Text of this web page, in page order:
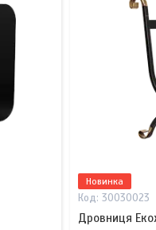
Новинка
30030023
Дровниця